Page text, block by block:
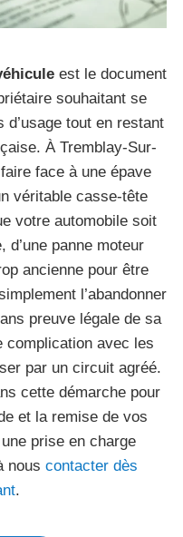
est le document
souhaitant se
d’usage tout en restant
À Tremblay-Sur-
face à une épave
véritable casse-tête
votre automobile soit
d’une panne moteur
ancienne pour être
l’abandonner
preuve légale de sa
complication avec les
par un circuit agréé.
cette démarche pour
et la remise de vos
prise en charge
nous contacter dès
.